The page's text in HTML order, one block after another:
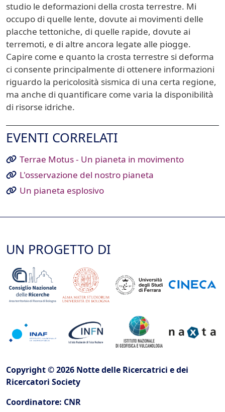
studio le deformazioni della crosta terrestre. Mi
occupo di quelle lente, dovute ai movimenti delle
placche tettoniche, di quelle rapide, dovute ai
terremoti, e di altre ancora legate alle piogge.
Capire come e quanto la crosta terrestre si deforma
ci consente principalmente di ottenere informazioni
riguardo la pericolosità sismica di una certa regione,
ma anche di quantificare come varia la disponibilità
di risorse idriche.
EVENTI CORRELATI
Terrae Motus - Un pianeta in movimento
L'osservazione del nostro pianeta
Un pianeta esplosivo
UN PROGETTO DI
Copyright © 2026 Notte delle Ricercatrici e dei
Ricercatori Society
Coordinatore: CNR